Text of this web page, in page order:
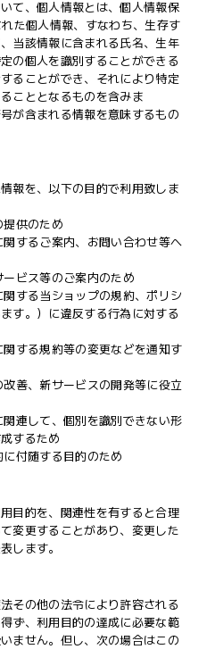
て、個人情報とは、個人情報保
た個人情報、すなわち、生存す
当該情報に含まれる氏名、生年
の個人を識別することができる
ることができ、それにより特定
こととなるものを含みま
が含まれる情報を意味するもの
報を、以下の目的で利用致しま
提供のため
関するご案内、お問い合わせ等へ
ービス等のご案内のため
関する当ショップの規約、ポリシ
す。）に違反する行為に対する
関する規約等の変更などを通知す
改善、新サービスの開発等に役立
関連して、個別を識別できない形
するため
に付随する目的のため
目的を、関連性を有すると合理
変更することがあり、変更した
します。
その他の法令により許容される
ず、利用目的の達成に必要な範
ません。但し、次の場合はこの